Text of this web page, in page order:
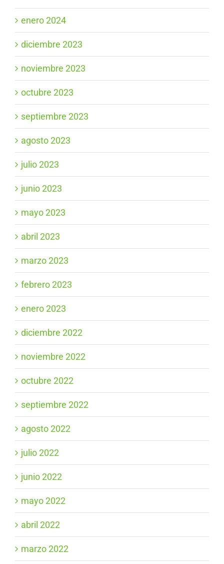
enero 2024
diciembre 2023
noviembre 2023
octubre 2023
septiembre 2023
agosto 2023
julio 2023
junio 2023
mayo 2023
abril 2023
marzo 2023
febrero 2023
enero 2023
diciembre 2022
noviembre 2022
octubre 2022
septiembre 2022
agosto 2022
julio 2022
junio 2022
mayo 2022
abril 2022
marzo 2022